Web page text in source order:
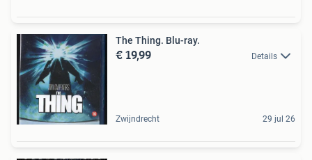
The Thing. Blu-ray.
€ 19,99 Details
Zwijndrecht 29 jul 26